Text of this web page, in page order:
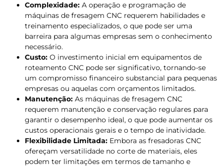
Complexidade: A operação e programação de
máquinas de fresagem CNC requerem habilidades e
treinamento especializados, o que pode ser uma
barreira para algumas empresas sem o conhecimento
necessário.
Custo: O investimento inicial em equipamentos de
roteamento CNC pode ser significativo, tornando-se
um compromisso financeiro substancial para pequenas
empresas ou aquelas com orçamentos limitados.
Manutenção: As máquinas de fresagem CNC
requerem manutenção e conservação regulares para
garantir o desempenho ideal, o que pode aumentar os
custos operacionais gerais e o tempo de inatividade.
Flexibilidade Limitada: Embora as fresadoras CNC
ofereçam versatilidade no corte de materiais, eles
podem ter limitações em termos de tamanho e